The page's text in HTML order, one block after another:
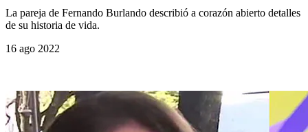
La pareja de Fernando Burlando describió a corazón abierto detalles
de su historia de vida.
16 ago 2022